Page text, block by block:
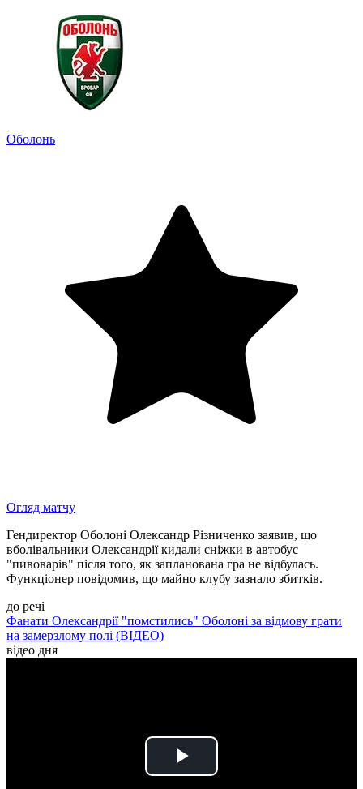
Оболонь
Огляд матчу
Гендиректор Оболоні Олександр Різниченко заявив, що
вболівальники Олександрії кидали сніжки в автобус
"пивоварів" після того, як запланована гра не відбулась.
Функціонер повідомив, що майно клубу зазнало збитків.
до речі
Фанати Олександрії "помстились" Оболоні за відмову грати
на замерзлому полі (ВІДЕО)
відео дня
Play